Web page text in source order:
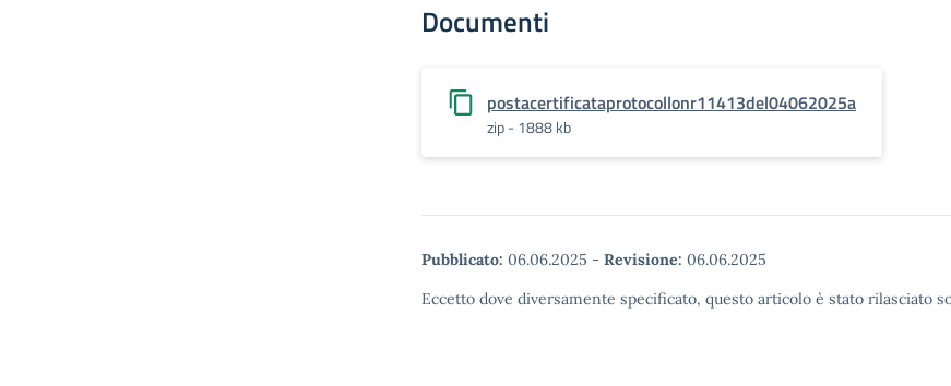
Documenti
postacertificataprotocollonr11413del04062025a
zip - 1888 kb
Pubblicato: 06.06.2025 - Revisione: 06.06.2025
Eccetto dove diversamente specificato, questo articolo è stato rilasciato